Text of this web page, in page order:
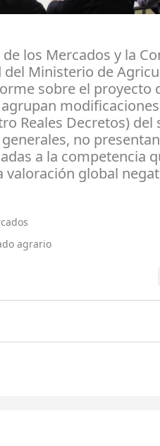
los Mercados y la
Ministerio de
sobre el proyecto
Reales Decretos) del
no presentan
a la competencia
valoración global
agrario